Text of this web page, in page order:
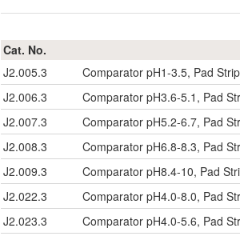
Cat. No.
J2.005.3
Comparator pH1-3.5, Pad
J2.006.3
Comparator pH3.6-5.1, Pad
J2.007.3
Comparator pH5.2-6.7, Pad
J2.008.3
Comparator pH6.8-8.3, Pad
J2.009.3
Comparator pH8.4-10, Pad
J2.022.3
Comparator pH4.0-8.0, Pad
J2.023.3
Comparator pH4.0-5.6, Pad